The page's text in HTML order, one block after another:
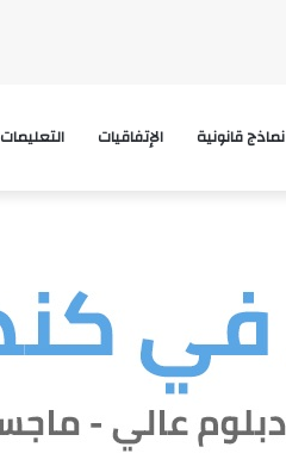
التعليمات الإتفاقيات نماذج قانونية